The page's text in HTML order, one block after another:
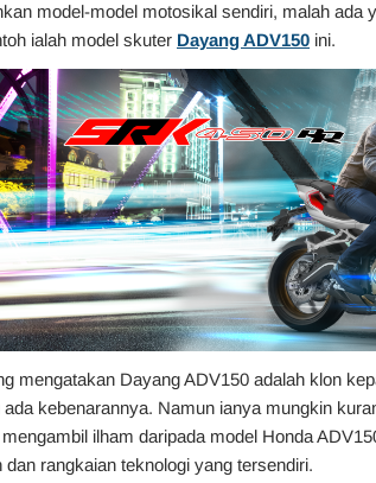
model-model motosikal sendiri, malah ada
ialah model skuter Dayang ADV150 ini.
mengatakan Dayang ADV150 adalah klon
ada kebenarannya. Namun ianya mungkin
ilham daripada model Honda
dan rangkaian teknologi yang tersendiri.